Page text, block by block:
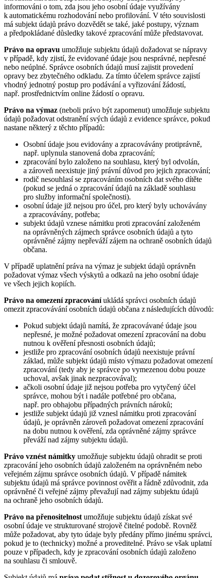
informováni o tom, zda jsou jeho osobní údaje využívány
k automatickému rozhodování nebo profilování. V této souvislosti
má subjekt údajů právo dozvědět se také, jaké postupy, význam
a předpokládané důsledky takové zpracování může představovat.
Právo na opravu umožňuje subjektu údajů dožadovat se nápravy
v případě, kdy zjistí, že evidované údaje jsou nesprávné, nepřesné
nebo neúplné. Správce osobních údajů musí zajistit provedení
opravy bez zbytečného odkladu. Za tímto účelem správce zajistí
vhodný jednotný postup pro podávání a vyřizování žádostí,
např. prostřednictvím online žádostí o opravu.
Právo na výmaz (neboli právo být zapomenut) umožňuje subjektu
údajů požadovat odstranění svých údajů z evidence správce, pokud
nastane některý z těchto případů:
Osobní údaje jsou evidovány a zpracovávány protiprávně,
např. uplynula stanovená doba zpracování;
zpracování bylo založeno na souhlasu, který byl odvolán,
a zároveň neexistuje jiný právní důvod pro jejich zpracování;
rodič nesouhlasí se zpracováním osobních dat svého dítěte
(pokud se jedná o zpracování údajů na základě souhlasu
pro služby informační společnosti).
osobní údaje již nejsou pro účel, pro který byly uchovávány
a zpracovávány, potřeba;
subjekt údajů vznese námitku proti zpracování založeném
na oprávněných zájmech správce osobních údajů a tyto
oprávněné zájmy nepřeváží zájem na ochraně osobních údajů
občana.
V případě uplatnění práva na výmaz je subjekt údajů oprávněn
požadovat výmaz všech výskytů a odkazů na jeho osobní údaje
ve všech jejich kopiích.
Právo na omezení zpracováníukládá správci osobních údajů
omezit zpracovávání osobních údajů občana z následujících důvodů:
Pokud subjekt údajů namítá, že zpracovávané údaje jsou
nepřesné, je možné požadovat omezení zpracování na dobu
nutnou k ověření přesnosti osobních údajů;
jestliže pro zpracování osobních údajů neexistuje právní
základ, může subjekt údajů místo výmazu požadovat omezení
zpracování (tedy aby je správce po vymezenou dobu pouze
uchoval, avšak jinak nezpracovával);
ačkoli osobní údaje již nejsou potřeba pro vytyčený účel
správce, mohou být i nadále potřebné pro občana,
např. pro obhajobu případných právních nároků;
jestliže subjekt údajů již vznesl námitku proti zpracování
údajů, je oprávněn zároveň požadovat omezení zpracování
na dobu nutnou k ověření, zda oprávněné zájmy správce
převáží nad zájmy subjektu údajů.
Právo vznést námitky umožňuje subjektu údajů ohradit se proti
zpracování jeho osobních údajů založeném na oprávněném nebo
veřejném zájmu správce osobních údajů. V případě námitek
subjektu údajů má správce povinnost ověřit a řádně zdůvodnit, zda
oprávněné či veřejné zájmy převažují nad zájmy subjektu údajů
na ochraně jeho osobních údajů.
Právo na přenositelnost umožňuje subjektu údajů získat své
osobní údaje ve strukturované strojově čitelné podobě. Rovněž
může požadovat, aby tyto údaje byly předány přímo jinému správci,
pokud je to (technicky) možné a proveditelné. Právo se však uplatní
pouze v případech, kdy je zpracování osobních údajů založeno
na souhlasu či smlouvě.